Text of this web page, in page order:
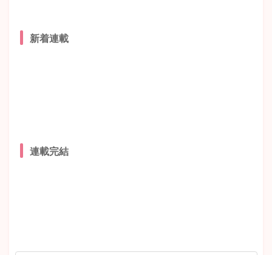
新着連載
連載完結